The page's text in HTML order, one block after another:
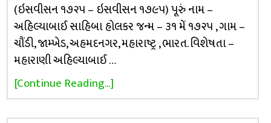
(ઇસવીસન ૧૭૨૫ – ઇસવીસન ૧૭૯૫) પૂરું નામ –
અહિલ્યાબાઈ સાહિબા હોલકર જન્મ – ૩૧ મેં ૧૭૨૫ , ગામ –
ચૌંડી, જામ્ખેડ, અહમદનગર, મહારાષ્ટ્ર , ભારત. વિશેષતા –
મહારાણી અહિલ્યાબાઈ …
[Continue Reading...]